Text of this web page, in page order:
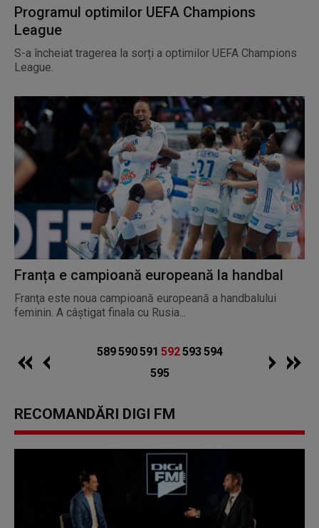
Programul optimilor UEFA Champions
League
S-a încheiat tragerea la sorți a optimilor UEFA Champions
League.
Franța e campioană europeană la handbal
Franţa este noua campioană europeană a handbalului
feminin. A câștigat finala cu Rusia...
589590591 592593594
595
RECOMANDĂRI DIGI FM